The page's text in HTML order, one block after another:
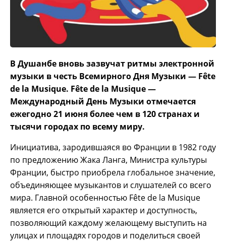
В Душанбе вновь зазвучат ритмы электронной
музыки в честь Всемирного Дня Музыки — Fête
de la Musique. Fête de la Musique —
Международный День Музыки отмечается
ежегодно 21 июня более чем в 120 странах и
тысячи городах по всему миру.
Инициатива, зародившаяся во Франции в 1982 году
по предложению Жака Ланга, Министра культуры
Франции, быстро приобрела глобальное значение,
объединяющее музыкантов и слушателей со всего
мира. Главной особенностью Fête de la Musique
является его открытый характер и доступность,
позволяющий каждому желающему выступить на
улицах и площадях городов и поделиться своей